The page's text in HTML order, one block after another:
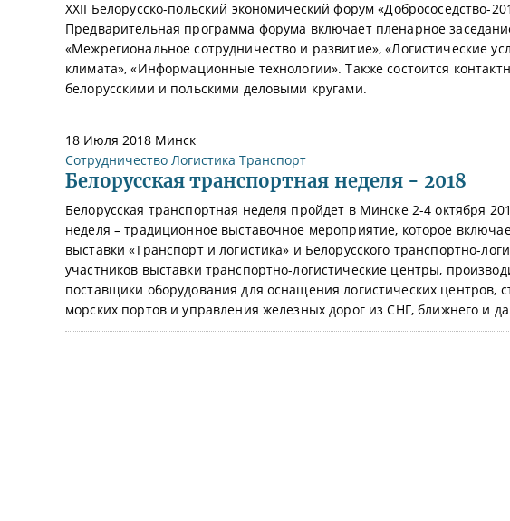
XXII Белорусско-польский экономический форум «Добрососедство-
Предварительная программа форума включает пленарное
«Межрегиональное сотрудничество и развитие», «Логистические
климата», «Информационные технологии». Также состоится
белорусскими и польскими деловыми кругами.
18 Июля 2018 Минск
Сотрудничество Логистика Транспорт
Белорусская транспортная неделя - 2018
Белорусская транспортная неделя пройдет в Минске 2-4 октября
неделя – традиционное выставочное мероприятие, которое
выставки «Транспорт и логистика» и Белорусского транспортно-
участников выставки транспортно-логистические центры,
поставщики оборудования для оснащения логистических центров,
морских портов и управления железных дорог из СНГ, ближнего и